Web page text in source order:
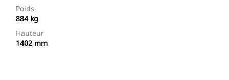
Poids
884 kg
Hauteur
1402 mm